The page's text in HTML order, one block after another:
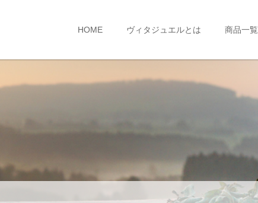
HOME ヴィタジュエルとは 商品一覧